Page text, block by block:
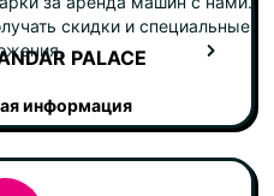
PALACE
скидки и специальные
информация